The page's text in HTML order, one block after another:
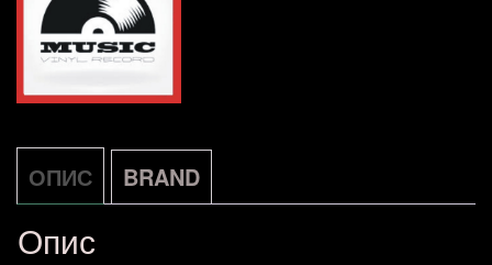
The
количина
ОПИС BRAND
Опис